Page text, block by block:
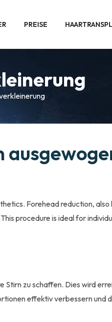
PREISE
Forehead reduction, also
procedure is ideal for
zu schaffen. Dies wird
effektiv verbessern und